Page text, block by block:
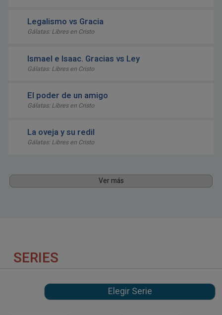
Legalismo vs Gracia
Gálatas: Libres en Cristo
Ismael e Isaac. Gracias vs Ley
Gálatas: Libres en Cristo
El poder de un amigo
Gálatas: Libres en Cristo
La oveja y su redil
Gálatas: Libres en Cristo
Ver más
SERIES